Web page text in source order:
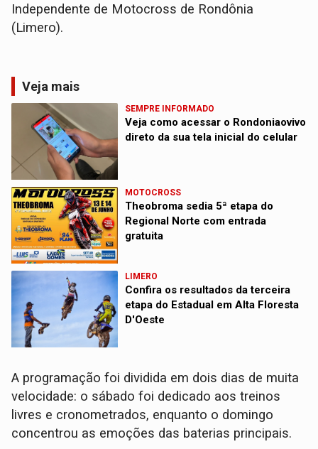
Independente de Motocross de Rondônia
(Limero).
Veja mais
SEMPRE INFORMADO
Veja como acessar o Rondoniaovivo
direto da sua tela inicial do celular
MOTOCROSS
Theobroma sedia 5ª etapa do
Regional Norte com entrada
gratuita
LIMERO
Confira os resultados da terceira
etapa do Estadual em Alta Floresta
D'Oeste
A programação foi dividida em dois dias de muita
velocidade: o sábado foi dedicado aos treinos
livres e cronometrados, enquanto o domingo
concentrou as emoções das baterias principais.